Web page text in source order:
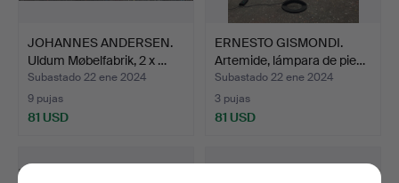
JOHANNES ANDERSEN.
Uldum Møbelfabrik, 2 x …
Subastado 22 ene 2024
9 pujas
81 USD
ERNESTO GISMONDI.
Artemide, lámpara de pie…
Subastado 22 ene 2024
3 pujas
81 USD